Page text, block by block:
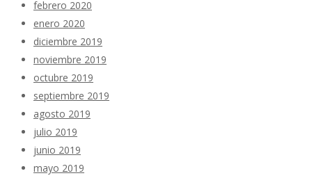
febrero 2020
enero 2020
diciembre 2019
noviembre 2019
octubre 2019
septiembre 2019
agosto 2019
julio 2019
junio 2019
mayo 2019